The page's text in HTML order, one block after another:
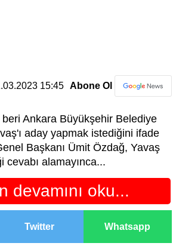
15:45 Abone Ol
beri Ankara Büyükşehir Belediye
aday yapmak istediğini ifade
Başkanı Ümit Özdağ, Yavaş
alamayınca...
devamını oku...
Twitter Whatsapp